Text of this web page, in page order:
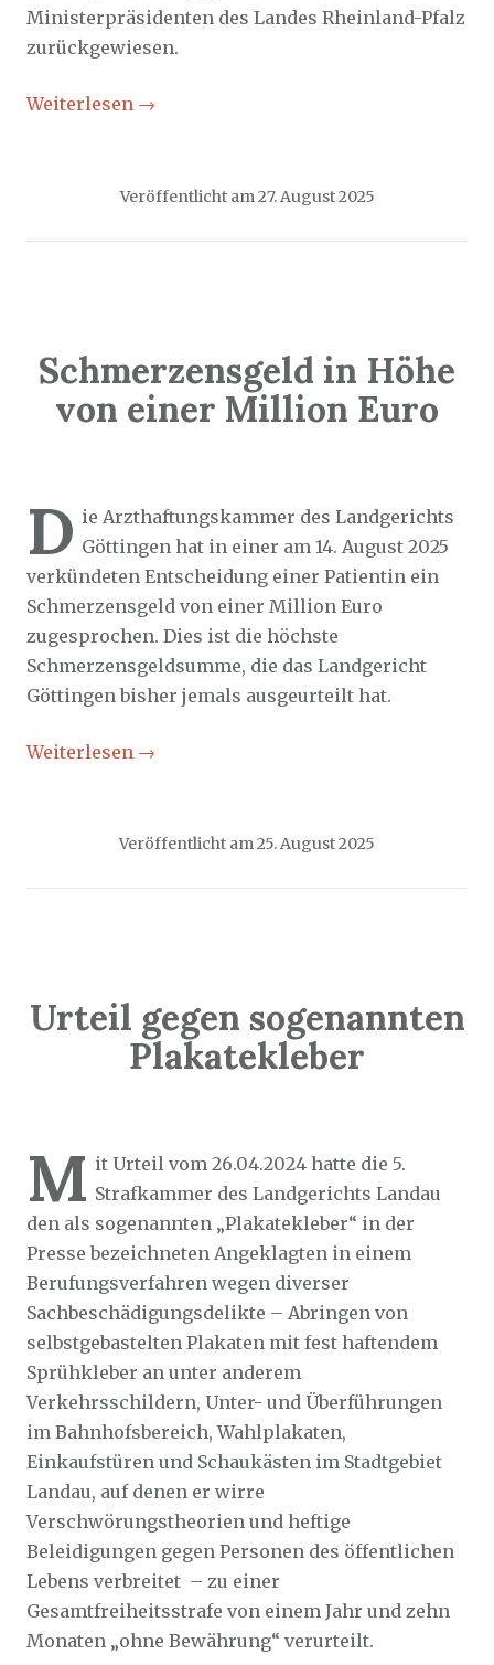
Ministerpräsidenten des Landes Rheinland-Pfalz
zurückgewiesen.
Weiterlesen →
Veröffentlicht am 27. August 2025
Schmerzensgeld in Höhe
von einer Million Euro
D ie Arzthaftungskammer des Landgerichts
Göttingen hat in einer am 14. August 2025
verkündeten Entscheidung einer Patientin ein
Schmerzensgeld von einer Million Euro
zugesprochen. Dies ist die höchste
Schmerzensgeldsumme, die das Landgericht
Göttingen bisher jemals ausgeurteilt hat.
Weiterlesen →
Veröffentlicht am25. August 2025
Urteil gegen sogenannten
Plakatekleber
M it Urteil vom 26.04.2024 hatte die 5.
Strafkammer des Landgerichts Landau
den als sogenannten „Plakatekleber“ in der
Presse bezeichneten Angeklagten in einem
Berufungsverfahren wegen diverser
Sachbeschädigungsdelikte – Abringen von
selbstgebastelten Plakaten mit fest haftendem
Sprühkleber an unter anderem
Verkehrsschildern, Unter- und Überführungen
im Bahnhofsbereich, Wahlplakaten,
Einkaufstüren und Schaukästen im Stadtgebiet
Landau, auf denen er wirre
Verschwörungstheorien und heftige
Beleidigungen gegen Personen des öffentlichen
Lebens verbreitet – zu einer
Gesamtfreiheitsstrafe von einem Jahr und zehn
Monaten „ohne Bewährung“ verurteilt.